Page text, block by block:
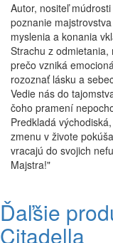
Autor, nositeľ
poznanie
myslenia a konania
Strachu z odmietania,
prečo vzniká
rozoznať lásku a
Vedie nás do
čoho pramení
Predkladá
zmenu v živote
vracajú do svojich
Majstra!"
Ďaľšie
Citadella